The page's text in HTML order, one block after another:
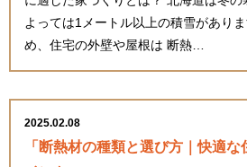
よっては1メートル以上の積雪があり
め、住宅の外壁や屋根は 断熱…
2025.02.08
「断熱材の種類と選び方｜快適